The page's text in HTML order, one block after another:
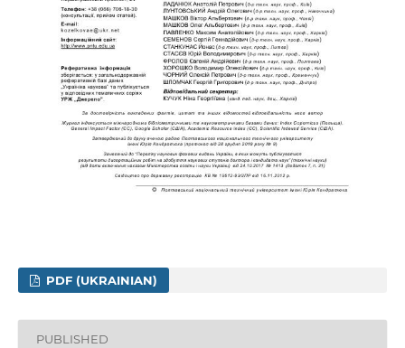
PDF (UKRAINIAN)
PUBLISHED